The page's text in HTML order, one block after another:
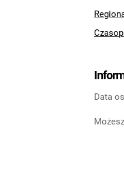
Data